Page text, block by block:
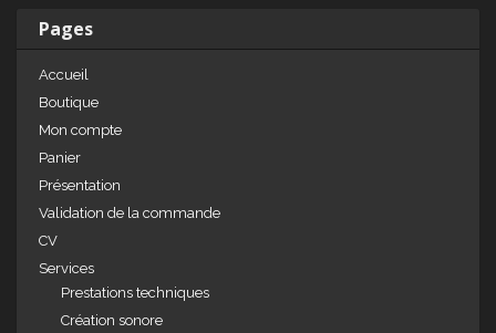
n
o
Pages
Accueil
Boutique
Mon compte
Panier
Présentation
Validation de la commande
CV
Services
Prestations techniques
Création sonore